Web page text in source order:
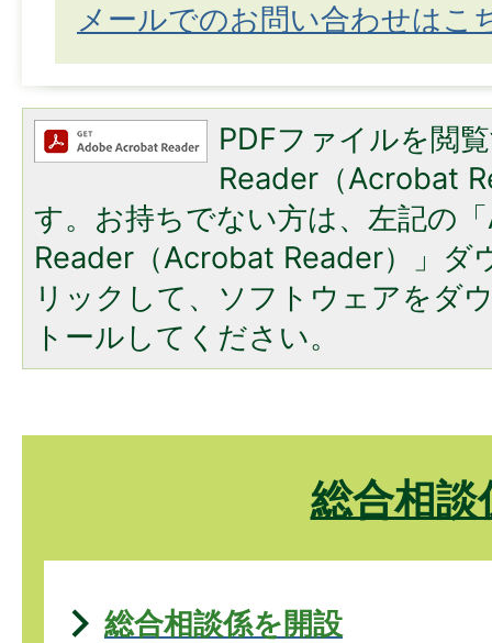
メールでのお問い合わせはこ
PDFファイルを閲
Reader（Acrobat
す。お持ちでない方は、左記の
Reader（Acrobat Reader）」ダ
リックして、ソフトウェアをダ
トールしてください。
総合相談
総合相談係を開設